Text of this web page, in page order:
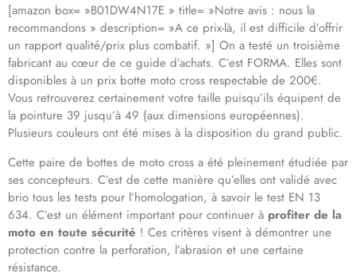
[amazon box= »B01DW4N17E » title= »Notre avis : nous la
recommandons » description= »A ce prix-là, il est difficile d’offrir
un rapport qualité/prix plus combatif. »] On a testé un troisième
fabricant au cœur de ce guide d’achats. C’est FORMA. Elles sont
disponibles à un prix botte moto cross respectable de 200€.
Vous retrouverez certainement votre taille puisqu’ils équipent de
la pointure 39 jusqu’à 49 (aux dimensions européennes).
Plusieurs couleurs ont été mises à la disposition du grand public.
Cette paire de bottes de moto cross a été pleinement étudiée par
ses concepteurs. C’est de cette manière qu’elles ont validé avec
brio tous les tests pour l’homologation, à savoir le test EN 13
634. C’est un élément important pour continuer à profiter de la
moto en toute sécurité ! Ces critères visent à démontrer une
protection contre la perforation, l’abrasion et une certaine
résistance.